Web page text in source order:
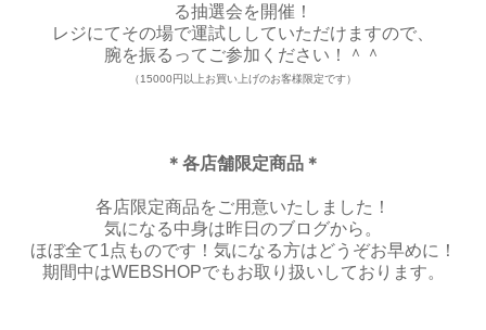
る抽選会を開催！
レジにてその場で運試ししていただけますので、
腕を振るってご参加ください！＾＾
（15000円以上お買い上げのお客様限定です）
＊各店舗限定商品＊
各店限定商品をご用意いたしました！
気になる中身は昨日のブログから。
ほぼ全て1点ものです！気になる方はどうぞお早めに！
期間中はWEBSHOPでもお取り扱いしております。